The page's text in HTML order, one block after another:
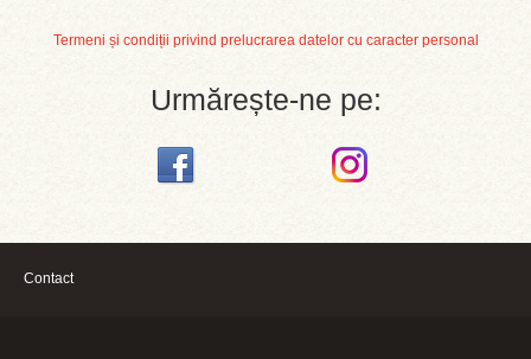
Termeni și condiții privind prelucrarea datelor cu caracter personal
Urmărește-ne pe:
Contact